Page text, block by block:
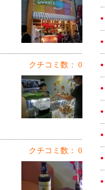
クチコミ数： 0
クチコミ数： 0